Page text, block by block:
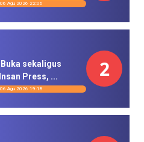
06 Agu 2026 22:06
sekaligus
Press, ...
06 Agu 2026 19:18
2